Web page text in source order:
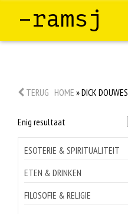
–ramsj
TERUG HOME »DICK DOUWES
Enig resultaat
ESOTERIE & SPIRITUALITEIT
ETEN & DRINKEN
FILOSOFIE & RELIGIE